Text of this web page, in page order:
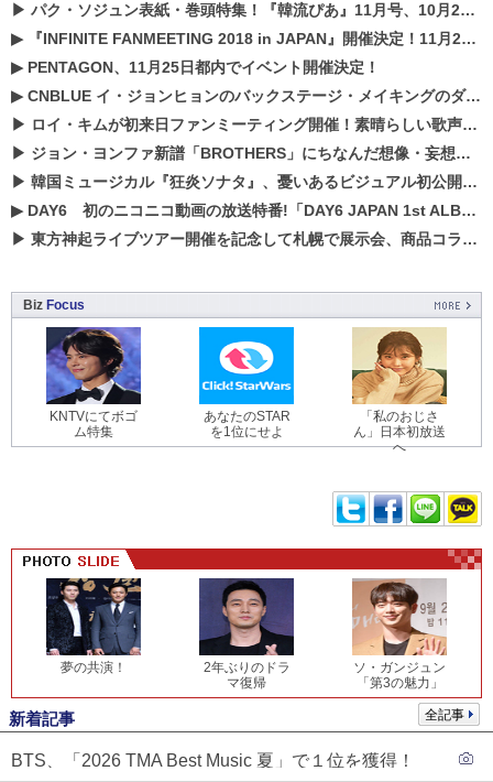
▶ パク・ソジュン表紙・巻頭特集！『韓流ぴあ』11月号、10月22日（月）発売！
▶
『INFINITE FANMEETING 2018 in JAPAN』開催決定！11月21、22日にパシフィコ横浜にて実施
▶ PENTAGON、11月25日都内でイベント開催決定！
▶CNBLUE イ・ジョンヒョンのバックステージ・メイキングのダイジェスト映像が公開！
▶ ロイ・キムが初来日ファンミーティング開催！素晴らしい歌声に癒される贅沢な時間
▶ ジョン・ヨンファ新譜「BROTHERS」にちなんだ想像・妄想企画がスタート！
▶ 韓国ミュージカル『狂炎ソナタ』、憂いある​ビジュアル初公開!! 主役リョウク、SHIN、KENらのコメントが到着！
▶ DAY6 初のニコニコ動画の放送特番!「DAY6 JAPAN 1st ALBUM「UNLOCK」発売記念 ライブ@ニコ生」を配信決定!
▶ 東方神起ライブツアー開催を記念して札幌で展示会、商品コラボが実現！！
Biz Focus
KNTVにてボゴ
ム特集
あなたのSTAR
を1位にせよ
「私のおじさ
ん」日本初放送
へ
夢の共演！
2年ぶりのドラ
マ復帰
ソ・ガンジュン
「第3の魅力」
全記事
新着記事
BTS、「2026 TMA Best Music 夏」で１位を獲得！